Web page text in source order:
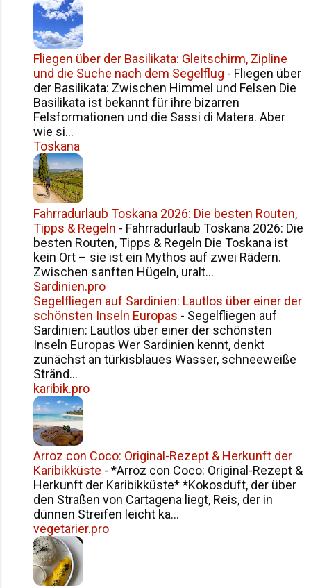
Fliegen über der Basilikata: Gleitschirm, Zipline
und die Suche nach dem Segelflug - Fliegen über
der Basilikata: Zwischen Himmel und Felsen Die
Basilikata ist bekannt für ihre bizarren
Felsformationen und die Sassi di Matera. Aber
wie si...
Toskana
Fahrradurlaub Toskana 2026: Die besten Routen,
Tipps & Regeln - Fahrradurlaub Toskana 2026: Die
besten Routen, Tipps & Regeln Die Toskana ist
kein Ort – sie ist ein Mythos auf zwei Rädern.
Zwischen sanften Hügeln, uralt...
Sardinien.pro
Segelfliegen auf Sardinien: Lautlos über einer der
schönsten Inseln Europas - Segelfliegen auf
Sardinien: Lautlos über einer der schönsten
Inseln Europas Wer Sardinien kennt, denkt
zunächst an türkisblaues Wasser, schneeweiße
Stränd...
karibik.pro
Arroz con Coco: Original-Rezept & Herkunft der
Karibikküste - *Arroz con Coco: Original-Rezept &
Herkunft der Karibikküste* *Kokosduft, der über
den Straßen von Cartagena liegt, Reis, der in
dünnen Streifen leicht ka...
vegetarier.pro